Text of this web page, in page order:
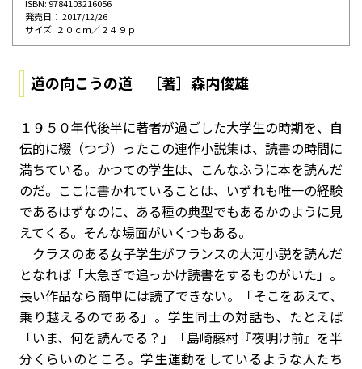
ISBN: 9784103216056
発売⽇： 2017/12/26
サイズ: ２０ｃｍ／２４９ｐ
道の向こうの道 ［著］森内俊雄
１９５０年代後半に著者が過ごした大学生の時期を、自
伝的に綴（つづ）ったこの連作小説集は、読書の時間に
満ちている。かつての学生は、こんなふうに本を読んだ
のだ。ここに書かれていることは、いずれも唯一の経験
であるはずなのに、ある種の典型でもあるかのように見
えてくる。そんな場面がいくつもある。
クラスのある女子学生がフランスの大河小説を読んだ
となれば「大急ぎで追っかけ読書をするものがいた」。
長い作品なら簡単には読了できない。「そこをあえて、
乗り越えるのである」。学生同士の対話も、たとえば
「いま、何を読んでる？」「島崎藤村『夜明け前』を半
分くらいのところ。学生運動をしているような人たち